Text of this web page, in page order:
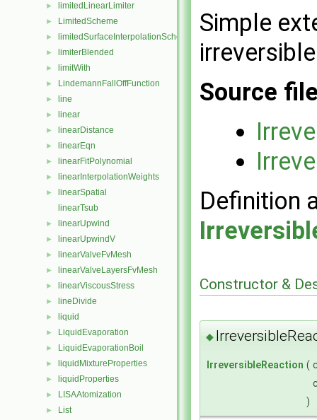
► limitedLinearLimiter
► LimitedScheme
► limitedSurfaceInterpolationScheme
► limiterBlended
► limitWith
► LindemannFallOffFunction
► line
► linear
► linearDistance
► linearEqn
► linearFitPolynomial
► linearInterpolationWeights
►
linearSpatial
linearTsub
► linearUpwind
► linearUpwindV
► linearValveFvMesh
► linearValveLayersFvMesh
► linearViscousStress
► lineDivide
► liquid
► LiquidEvaporation
► LiquidEvaporationBoil
► liquidMixtureProperties
► liquidProperties
► LISAAtomization
► List
Simple
Source
Definition
Constructor &
◆
IrreversibleReaction (
)